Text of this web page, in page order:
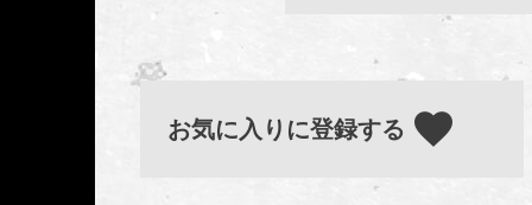
お気に入りに登録する